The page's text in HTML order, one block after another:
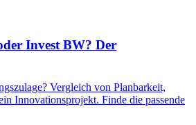
Invest BW? Der
Vergleich von Planbarkeit,
Innovationsprojekt. Finde die passende